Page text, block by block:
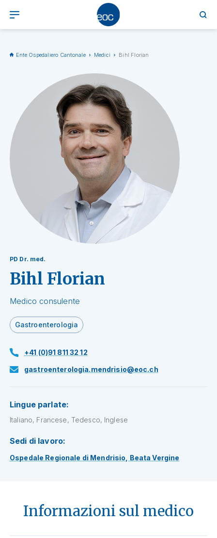
Ente Ospedaliero Cantonale Medici Bihl Florian
PD Dr. med.
Bihl Florian
Medico consulente
Gastroenterologia
+41 (0)91 811 32 12
gastroenterologia.mendrisio@eoc.ch
Lingue parlate:
Italiano, Francese, Tedesco, Inglese
Sedi di lavoro:
Ospedale Regionale di Mendrisio, Beata Vergine
Informazioni sul medico